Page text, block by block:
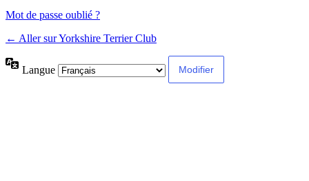
Mot de passe oublié ?
← Aller sur Yorkshire Terrier Club
Langue